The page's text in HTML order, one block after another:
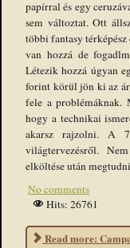
papírral és egy
sem változtat. Ott
többi fantasy térképész
van hozzá de
Létezik hozzá úgyan
forint körül jön ki az
fele a problémáknak.
hogy a technikai
akarsz rajzolni. A
világtervezésről.
elköltése után
No comments
Hits: 26761
Read more: